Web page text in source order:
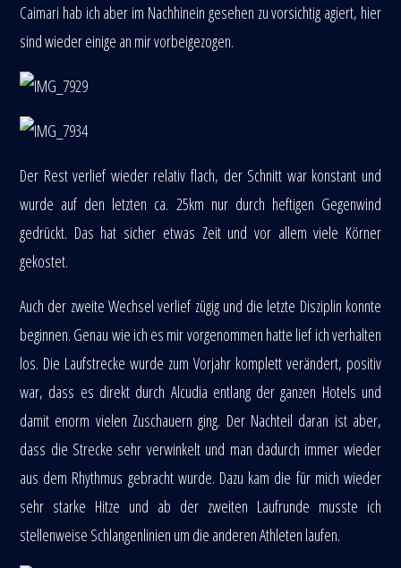
Caimari hab ich aber im Nachhinein gesehen zu vorsichtig agiert, hier
sind wieder einige an mir vorbeigezogen.
Der Rest verlief wieder relativ flach, der Schnitt war konstant und
wurde auf den letzten ca. 25km nur durch heftigen Gegenwind
gedrückt. Das hat sicher etwas Zeit und vor allem viele Körner
gekostet.
Auch der zweite Wechsel verlief zügig und die letzte Disziplin konnte
beginnen. Genau wie ich es mir vorgenommen hatte lief ich verhalten
los. Die Laufstrecke wurde zum Vorjahr komplett verändert, positiv
war, dass es direkt durch Alcudia entlang der ganzen Hotels und
damit enorm vielen Zuschauern ging. Der Nachteil daran ist aber,
dass die Strecke sehr verwinkelt und man dadurch immer wieder
aus dem Rhythmus gebracht wurde. Dazu kam die für mich wieder
sehr starke Hitze und ab der zweiten Laufrunde musste ich
stellenweise Schlangenlinien um die anderen Athleten laufen.